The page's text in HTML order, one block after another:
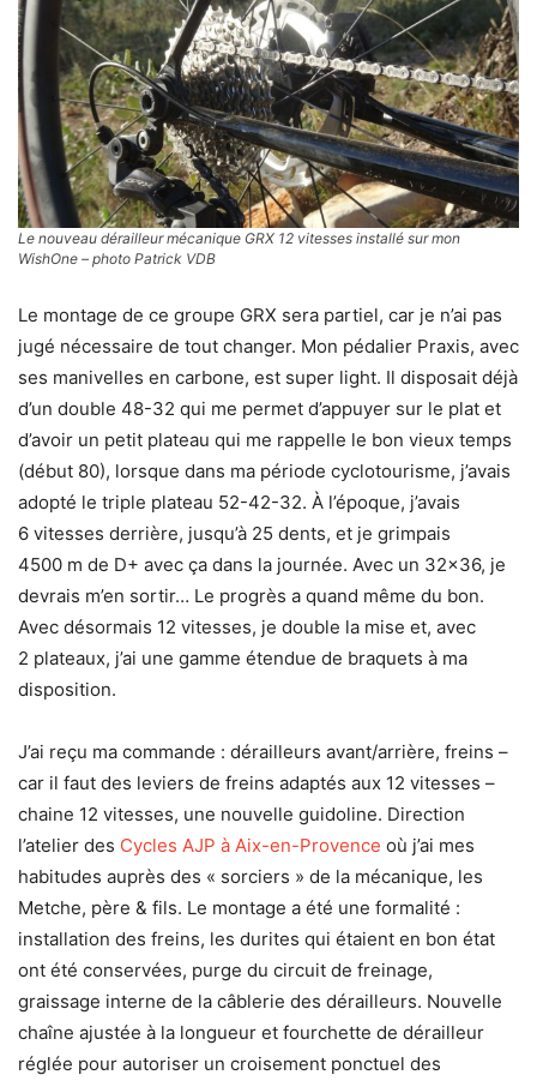
Le nouveau dérailleur mécanique GRX 12 vitesses installé sur mon
WishOne – photo Patrick VDB
Le montage de ce groupe GRX sera partiel, car je n’ai pas
jugé nécessaire de tout changer. Mon pédalier Praxis, avec
ses manivelles en carbone, est super light. Il disposait déjà
d’un double 48-32 qui me permet d’appuyer sur le plat et
d’avoir un petit plateau qui me rappelle le bon vieux temps
(début 80), lorsque dans ma période cyclotourisme, j’avais
adopté le triple plateau 52-42-32. À l’époque, j’avais
6 vitesses derrière, jusqu’à 25 dents, et je grimpais
4500 m de D+ avec ça dans la journée. Avec un 32×36, je
devrais m’en sortir… Le progrès a quand même du bon.
Avec désormais 12 vitesses, je double la mise et, avec
2 plateaux, j’ai une gamme étendue de braquets à ma
disposition.
J’ai reçu ma commande : dérailleurs avant/arrière, freins –
car il faut des leviers de freins adaptés aux 12 vitesses –
chaine 12 vitesses, une nouvelle guidoline. Direction
l’atelier des Cycles AJP à Aix-en-Provence où j’ai mes
habitudes auprès des « sorciers » de la mécanique, les
Metche, père & fils. Le montage a été une formalité :
installation des freins, les durites qui étaient en bon état
ont été conservées, purge du circuit de freinage,
graissage interne de la câblerie des dérailleurs. Nouvelle
chaîne ajustée à la longueur et fourchette de dérailleur
réglée pour autoriser un croisement ponctuel des